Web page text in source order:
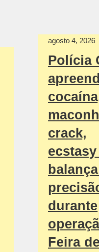
agosto 4, 2026
Polícia
crack,
ecstasy
durante
Feira